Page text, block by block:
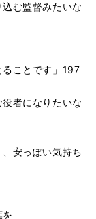
込む監督みたいな
ることです」197
役者になりたいな
、安っぽい気持ち